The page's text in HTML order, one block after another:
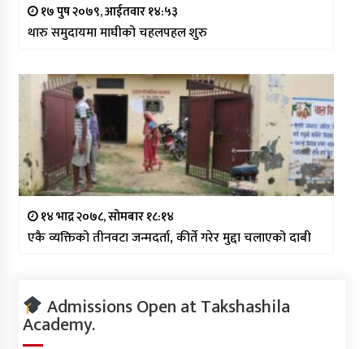
१७ पुष २०७९, आईतवार १४:५३
थारु समुदायमा माघीको चहलपहल शुरु
१४ भाद्र २०७८, सोमबार १८:१४
एकै व्यक्तिको तीनवटा जन्मदर्ता, कीर्ते गरेर मुद्दा चलाएको दाबी
Admissions Open at Takshashila
Academy.